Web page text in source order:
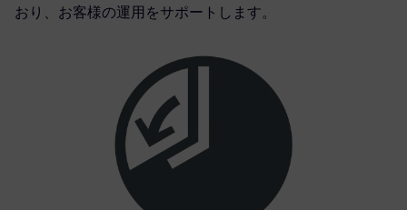
おり、お客様の運用をサポートします。